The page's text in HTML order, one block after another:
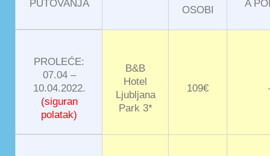
PUTOVANJA
OSOBI
A
PROLEĆE:
07.04 –
10.04.2022.
(siguran
polatak)
B&B
Hotel
Ljubljana
Park 3*
109€